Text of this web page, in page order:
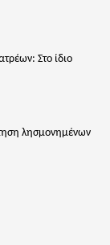
Στο ίδιο
λησμονημένων